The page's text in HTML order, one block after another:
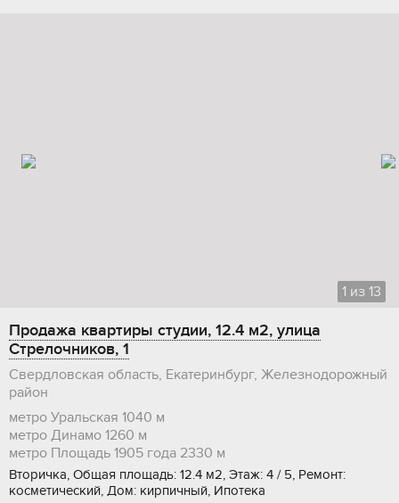
1 из 13
Продажа квартиры студии, 12.4 м2, улица
Стрелочников, 1
Свердловская область, Екатеринбург, Железнодорожный
район
метро Уральская 1040 м
метро Динамо 1260 м
метро Площадь 1905 года 2330 м
Вторичка, Общая площадь: 12.4 м2, Этаж: 4 / 5, Ремонт:
косметический, Дом: кирпичный, Ипотека